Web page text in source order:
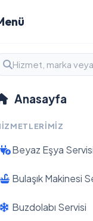
Anasayfa
Beyaz Eşya
Bulaşık Makinesi
Buzdolabı Servisi